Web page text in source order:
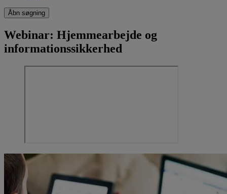
Åbn søgning
Webinar: Hjemmearbejde og
informationssikkerhed